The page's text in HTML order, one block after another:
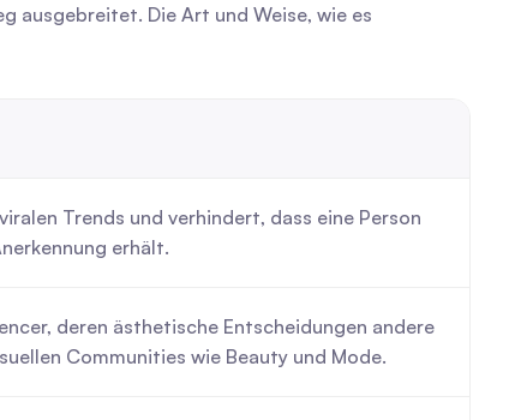
ausgebreitet. Die Art und Weise, wie es
Trends und verhindert, dass eine Person
erhält.
deren ästhetische Entscheidungen andere
Communities wie Beauty und Mode.